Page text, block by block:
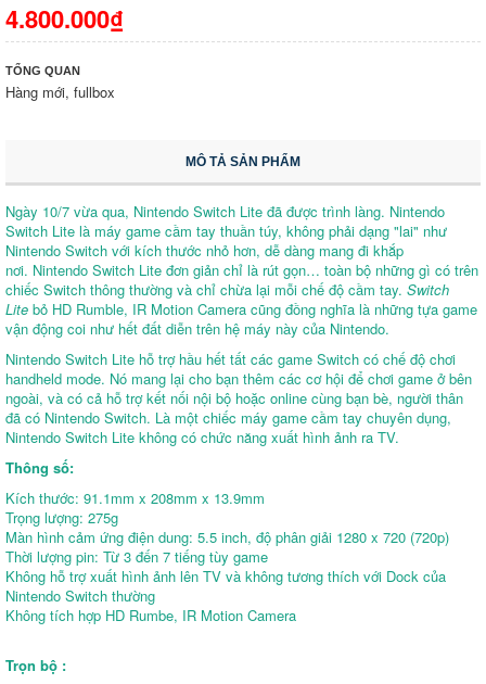
4.800.000₫
TỔNG QUAN
Hàng mới, fullbox
MÔ TẢ SẢN PHẨM
Ngày 10/7 vừa qua, Nintendo Switch Lite đã được trình làng. Nintendo
Switch Lite là máy game cầm tay thuần túy, không phải dạng "lai" như
Nintendo Switch với kích thước nhỏ hơn, dễ dàng mang đi khắp
nơi. Nintendo Switch Lite đơn giản chỉ là rút gọn… toàn bộ những gì có trên
chiếc Switch thông thường và chỉ chừa lại mỗi chế độ cầm tay. Switch
Lite bỏ HD Rumble, IR Motion Camera cũng đồng nghĩa là những tựa game
vận động coi như hết đất diễn trên hệ máy này của Nintendo.
Nintendo Switch Lite hỗ trợ hầu hết tất các game Switch có chế độ chơi
handheld mode. Nó mang lại cho bạn thêm các cơ hội để chơi game ở bên
ngoài, và có cả hỗ trợ kết nối nội bộ hoặc online cùng bạn bè, người thân
đã có Nintendo Switch. Là một chiếc máy game cầm tay chuyên dụng,
Nintendo Switch Lite không có chức năng xuất hình ảnh ra TV.
Thông số:
Kích thước: 91.1mm x 208mm x 13.9mm
Trọng lượng: 275g
Màn hình cảm ứng điện dung: 5.5 inch, độ phân giải 1280 x 720 (720p)
Thời lượng pin: Từ 3 đến 7 tiếng tùy game
Không hỗ trợ xuất hình ảnh lên TV và không tương thích với Dock của
Nintendo Switch thường
Không tích hợp HD Rumbe, IR Motion Camera
Trọn bộ :